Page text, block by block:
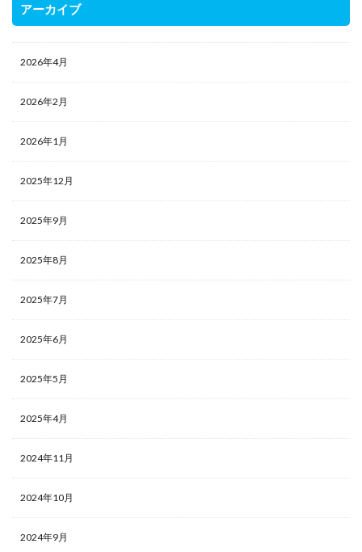
アーカイブ
2026年4月
2026年2月
2026年1月
2025年12月
2025年9月
2025年8月
2025年7月
2025年6月
2025年5月
2025年4月
2024年11月
2024年10月
2024年9月